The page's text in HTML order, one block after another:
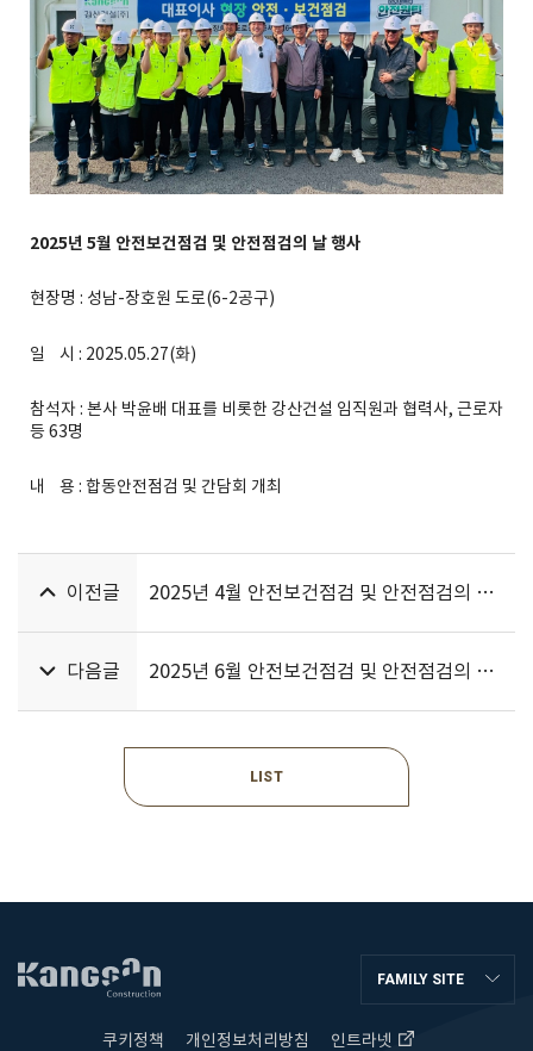
2025년 5월 안전보건점검 및 안전점검의 날행사
현장명 : 성남-장호원 도로(6-2공구)
일 시 : 2025.05.27(화)
참석자 : 본사 박윤배 대표를 비롯한 강산건설 임직원과 협력사, 근로자
등 63명
내 용 : 합동안전점검 및 간담회 개최
이전글 2025년 4월 안전보건점검 및 안전점검의 날 행사
다음글 2025년 6월 안전보건점검 및 안전점검의 날 행사
LIST
FAMILY SITE
쿠키정책 개인정보처리방침 인트라넷